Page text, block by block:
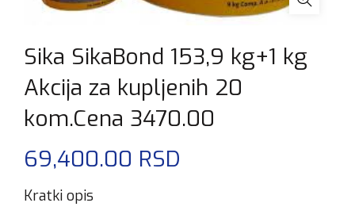
Sika SikaBond 153,9 kg+1 kg
Akcija za kupljenih 20
kom.Cena 3470.00
69,400.00 RSD
Kratki opis